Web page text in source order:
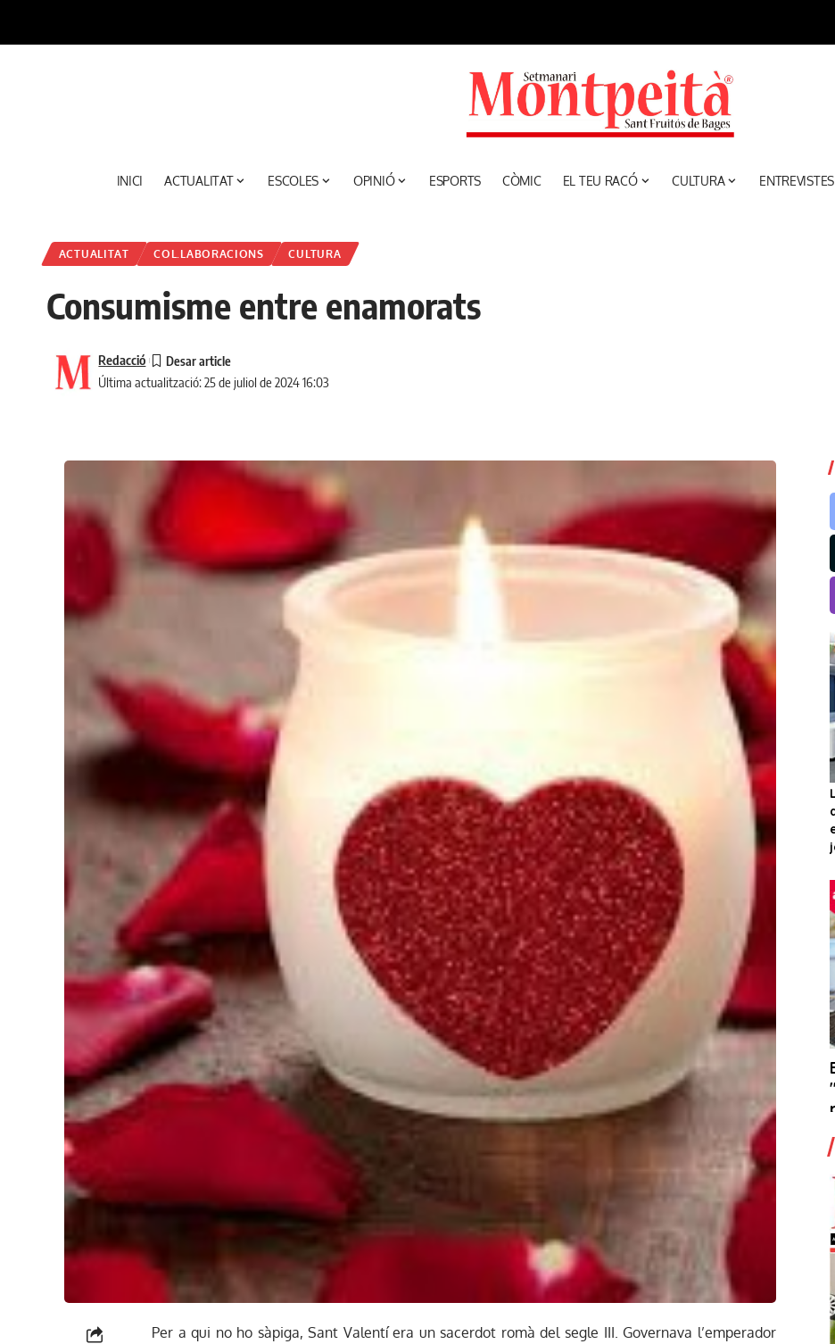
INICI ACTUALITAT ESCOLES OPINIÓ ESPORTS CÒMIC EL TEU RACÓ CULTURA ENTREVISTES
ACTUALITAT COL.LABORACIONS CULTURA
Consumisme entre enamorats
Última actualització: 25 de juliol de 2024 16:03
Redacció
Per a qui no ho sàpiga, Sant Valentí era un sacerdot romà del segle III. Governava l’emperador